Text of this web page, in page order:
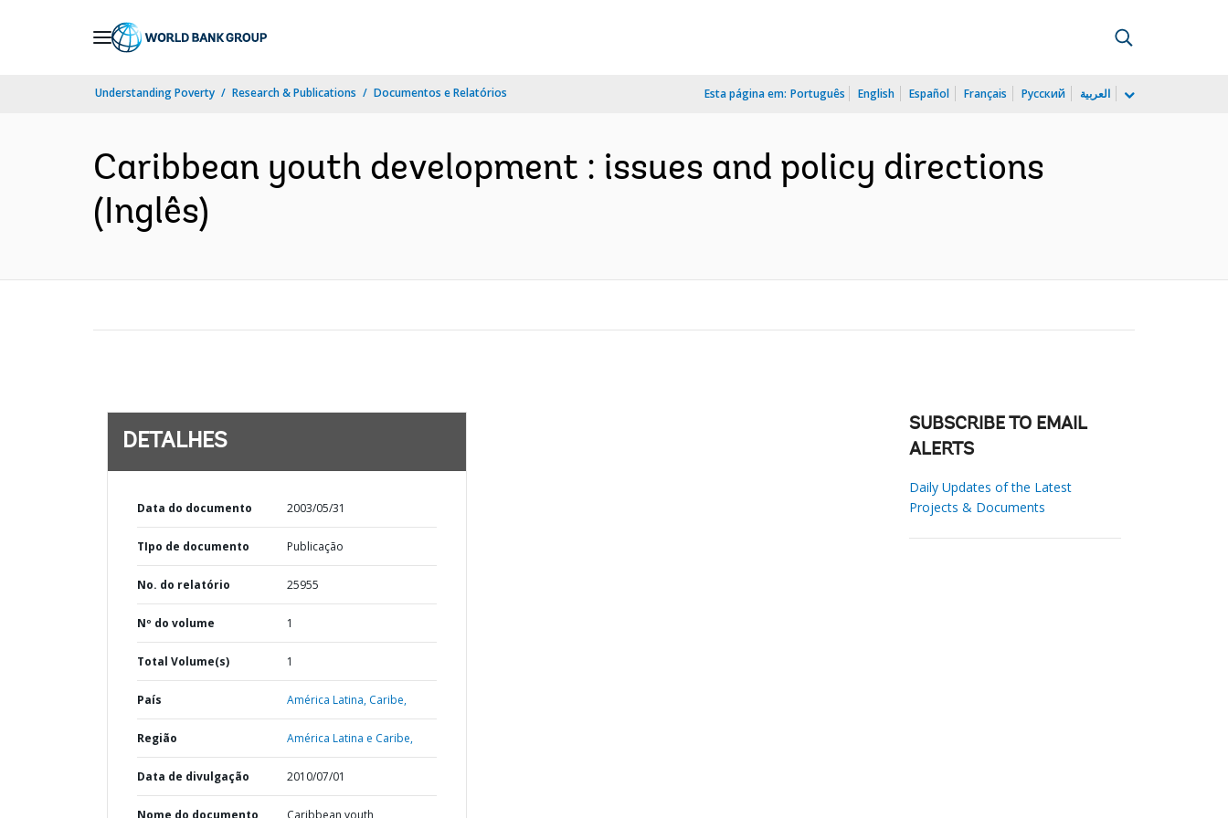
Understanding Poverty Research & Publications Documentos e Relatórios Esta página em: Português English Español Français Русский العربية
Caribbean youth development : issues and policy directions
(Inglês)
DETALHES
Data do documento 2003/05/31
TIpo de documento Publicação
No. do relatório 25955
Nº do volume 1
Total Volume(s) 1
País América Latina, Caribe,
Região América Latina e Caribe,
Data de divulgação 2010/07/01
Nome do documento
Caribbean youth
SUBSCRIBE TO EMAIL
ALERTS
Daily Updates of the Latest
Projects & Documents